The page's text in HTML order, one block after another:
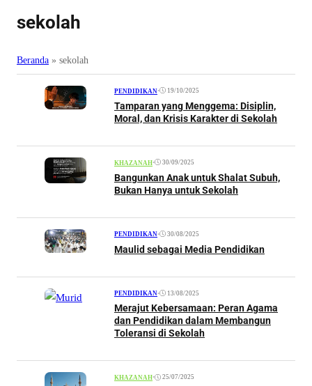
sekolah
Beranda » sekolah
PENDIDIKAN• 19/10/2025
Tamparan yang Menggema: Disiplin,
Moral, dan Krisis Karakter di Sekolah
KHAZANAH• 30/09/2025
Bangunkan Anak untuk Shalat Subuh,
Bukan Hanya untuk Sekolah
PENDIDIKAN• 30/08/2025
Maulid sebagai Media Pendidikan
PENDIDIKAN• 13/08/2025
Merajut Kebersamaan: Peran Agama
dan Pendidikan dalam Membangun
Toleransi di Sekolah
KHAZANAH• 25/07/2025